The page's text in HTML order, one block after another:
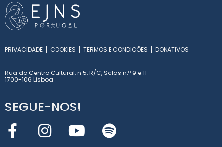
PRIVACIDADE COOKIES TERMOS E CONDIÇÕES DONATIVOS
Rua do Centro Cultural, n 5, R/C, Salas n.º 9 e 11
1700-106 Lisboa
SEGUE-NOS!